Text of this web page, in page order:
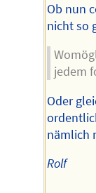
Ob nun
nicht so
jedem
Oder
nämlich
Rolf